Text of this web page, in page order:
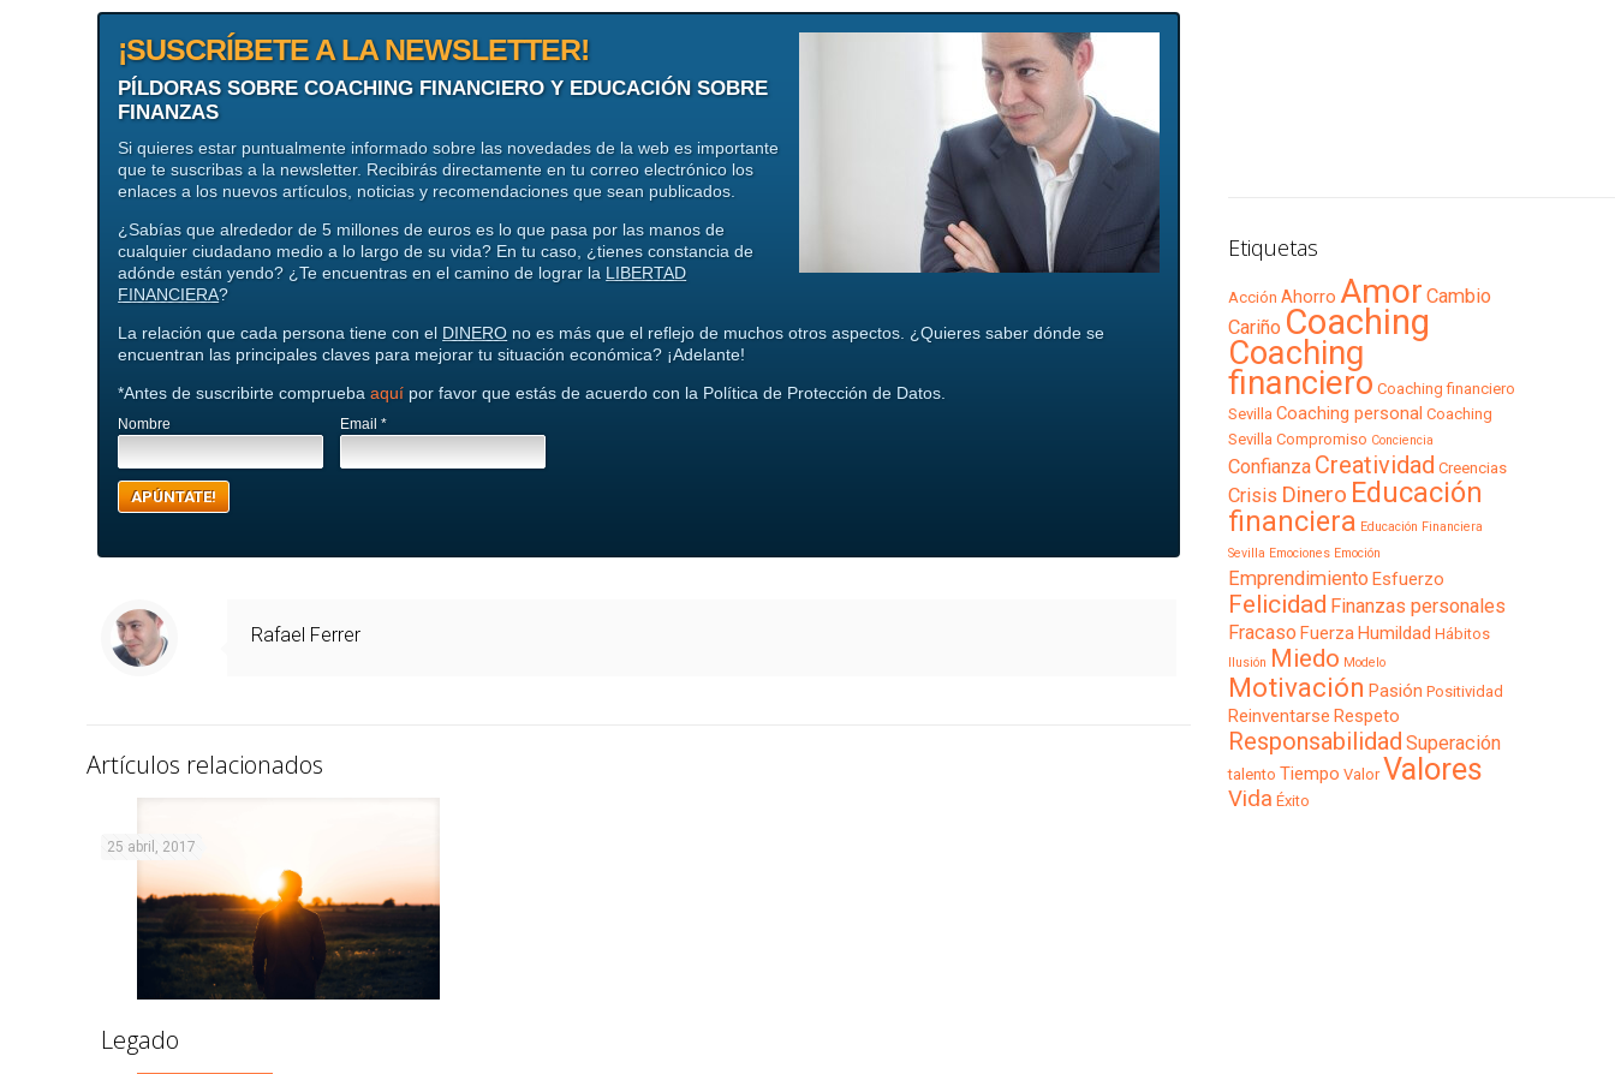
¡SUSCRÍBETE A LA NEWSLETTER!
PÍLDORAS SOBRE COACHING FINANCIERO Y EDUCACIÓN SOBRE
FINANZAS
Si quieres estar puntualmente informado sobre las novedades de la web es importante
que te suscribas a la newsletter. Recibirás directamente en tu correo electrónico los
enlaces a los nuevos artículos, noticias y recomendaciones que sean publicados.
¿Sabías que alrededor de 5 millones de euros es lo que pasa por las manos de
cualquier ciudadano medio a lo largo de su vida? En tu caso, ¿tienes constancia de
adónde están yendo? ¿Te encuentras en el camino de lograr la LIBERTAD
FINANCIERA?
La relación que cada persona tiene con el DINERO no es más que el reflejo de muchos otros aspectos. ¿Quieres saber dónde se
encuentran las principales claves para mejorar tu situación económica? ¡Adelante!
*Antes de suscribirte compruebaaquí por favor que estás de acuerdo con la Política de Protección de Datos.
Nombre Email*
Rafael Ferrer
Artículos relacionados
25 abril, 2017
Legado
Etiquetas
Acción Ahorro Amor Cambio
Cariño Coaching
Coaching
financiero Coaching financiero
Sevilla Coaching personal Coaching
Sevilla Compromiso Conciencia
Confianza Creatividad Creencias
Crisis Dinero Educación
financiera Educación Financiera
Sevilla Emociones Emoción
EmprendimientoEsfuerzo
Felicidad Finanzas personales
FracasoFuerzaHumildad Hábitos
Ilusión Miedo Modelo
Motivación Pasión Positividad
Reinventarse Respeto
Responsabilidad Superación
talento Tiempo Valor Valores
Vida Éxito